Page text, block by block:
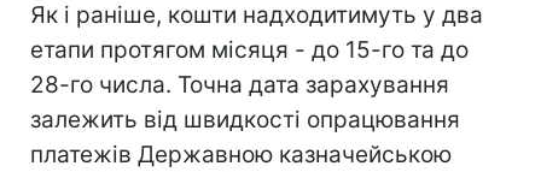
Як і раніше, кошти надходитимуть у два
етапи протягом місяця - до 15-го та до
28-го числа. Точна дата зарахування
залежить від швидкості опрацювання
платежів Державною казначейською